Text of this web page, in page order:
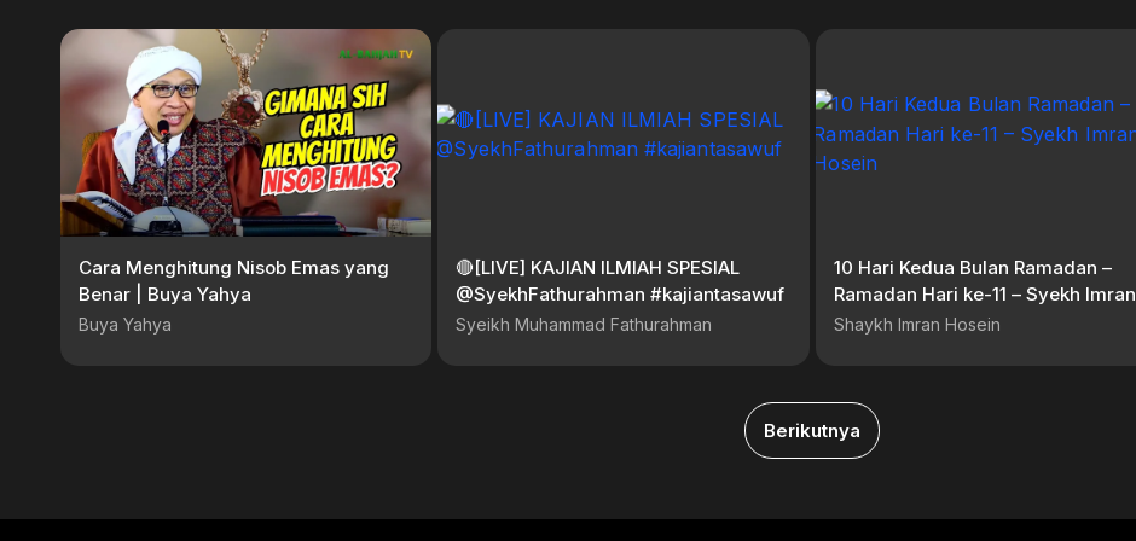
Cara Menghitung Nisob Emas yang
Benar | Buya Yahya
Buya Yahya
🔴[LIVE] KAJIAN ILMIAH SPESIAL
@SyekhFathurahman #kajiantasawuf
Syeikh Muhammad Fathurahman
10 Hari Kedua Bulan Ramadan –
Ramadan Hari ke-11 – Syekh Imran
Hosein
Shaykh Imran Hosein
Berikutnya